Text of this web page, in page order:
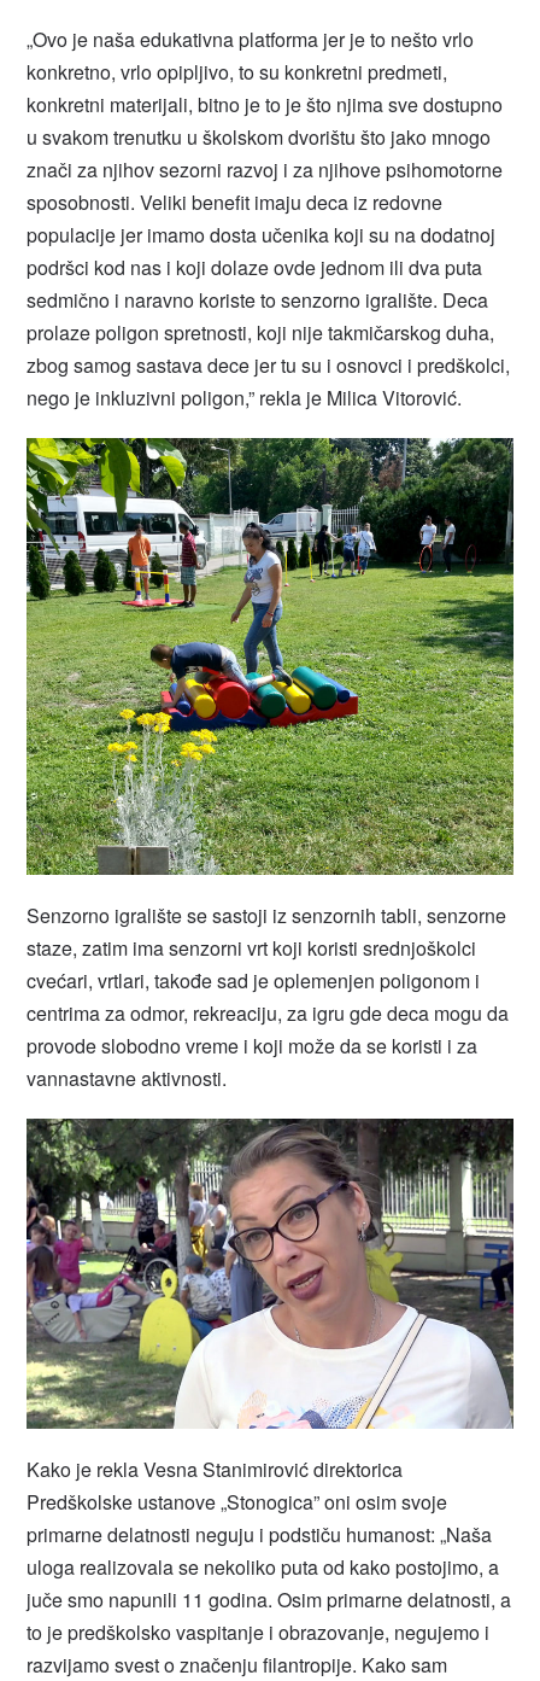
„Ovo je naša edukativna platforma jer je to nešto vrlo
konkretno, vrlo opipljivo, to su konkretni predmeti,
konkretni materijali, bitno je to je što njima sve dostupno
u svakom trenutku u školskom dvorištu što jako mnogo
znači za njihov sezorni razvoj i za njihove psihomotorne
sposobnosti. Veliki benefit imaju deca iz redovne
populacije jer imamo dosta učenika koji su na dodatnoj
podršci kod nas i koji dolaze ovde jednom ili dva puta
sedmično i naravno koriste to senzorno igralište. Deca
prolaze poligon spretnosti, koji nije takmičarskog duha,
zbog samog sastava dece jer tu su i osnovci i predškolci,
nego je inkluzivni poligon,” rekla je Milica Vitorović.
Senzorno igralište se sastoji iz senzornih tabli, senzorne
staze, zatim ima senzorni vrt koji koristi srednjoškolci
cvećari, vrtlari, takođe sad je oplemenjen poligonom i
centrima za odmor, rekreaciju, za igru gde deca mogu da
provode slobodno vreme i koji može da se koristi i za
vannastavne aktivnosti.
Kako je rekla Vesna Stanimirović direktorica
Predškolske ustanove „Stonogica” oni osim svoje
primarne delatnosti neguju i podstiču humanost: „Naša
uloga realizovala se nekoliko puta od kako postojimo, a
juče smo napunili 11 godina. Osim primarne delatnosti, a
to je predškolsko vaspitanje i obrazovanje, negujemo i
razvijamo svest o značenju filantropije. Kako sam